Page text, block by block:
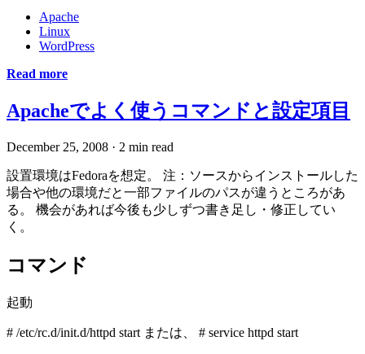
Apache
Linux
WordPress
Read more
Apacheでよく使うコマンドと設定項目
December 25, 2008 · 2 min read
設置環境はFedoraを想定。 注：ソースからインストールした
場合や他の環境だと一部ファイルのパスが違うところがあ
る。 機会があれば今後も少しずつ書き足し・修正してい
く。
コマンド
起動
# /etc/rc.d/init.d/httpd start または、 # service httpd start